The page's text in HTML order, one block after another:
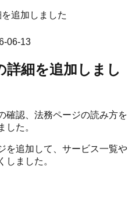
追加しました
06-13
詳細を追加しまし
確認、法務ページの読み方を
した。
を追加して、サービス一覧や
しました。